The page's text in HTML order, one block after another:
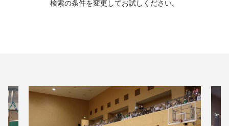
検索の条件を変更してお試しください。